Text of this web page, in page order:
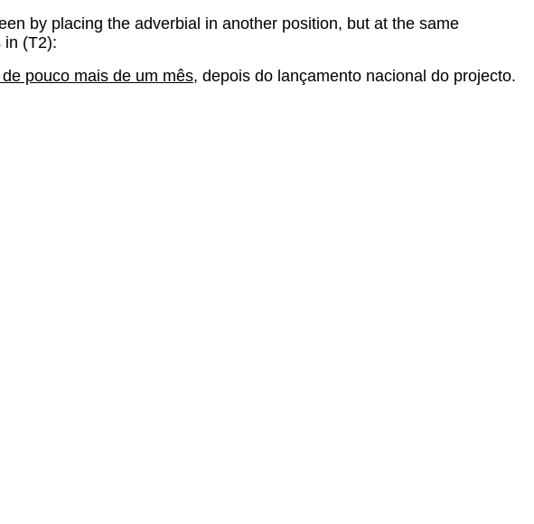
by placing the adverbial in another position, but at the same
in (T2):
pouco mais de um mês, depois do lançamento nacional do projecto.